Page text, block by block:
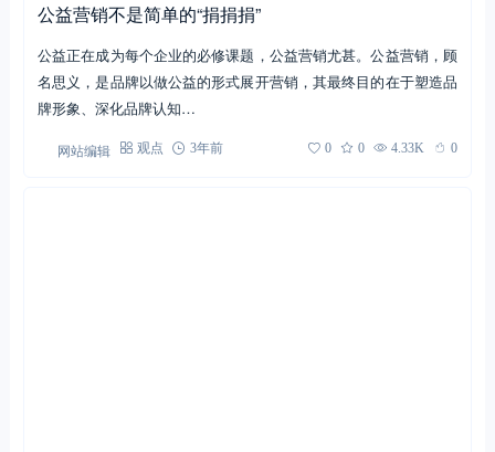
公益营销不是简单的“捐捐捐”
公益正在成为每个企业的必修课题，公益营销尤甚。公益营销，顾
名思义，是品牌以做公益的形式展开营销，其最终目的在于塑造品
牌形象、深化品牌认知…
网站编辑 观点 3年前 0 0 4.33K 0